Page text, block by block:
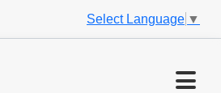
Select Language ▼